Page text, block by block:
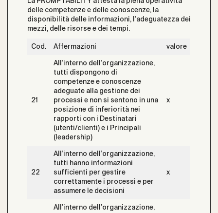
delle competenze e delle conoscenze, la
disponibilità delle informazioni, l’adeguatezza dei
mezzi, delle risorse e dei tempi.
Cod. Affermazioni valore
21
All’interno dell’organizzazione,
tutti dispongono di
competenze e conoscenze
adeguate alla gestione dei
processi e non si sentono in una
posizione di inferiorità nei
rapporti con i Destinatari
(utenti/clienti) e i Principali
(leadership)
x
22
All’interno dell’organizzazione,
tutti hanno informazioni
sufficienti per gestire
correttamente i processi e per
assumere le decisioni
x
All’interno dell’organizzazione,